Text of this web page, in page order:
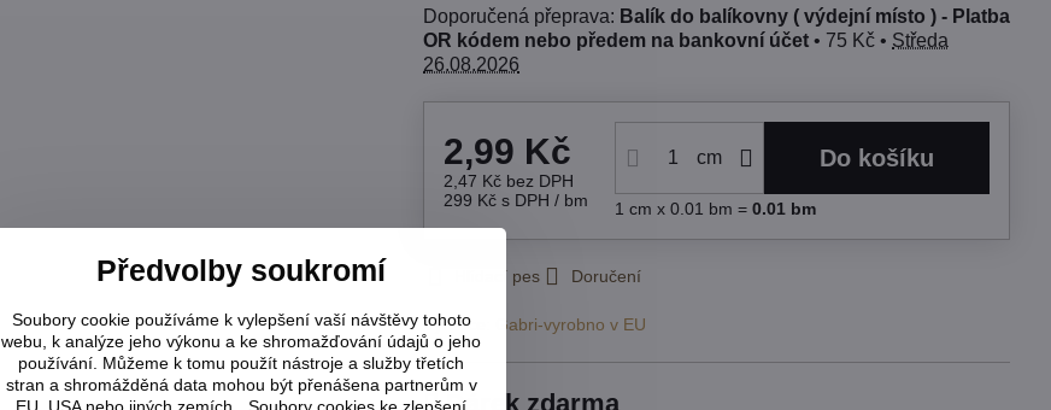
Balík do balíkovny ( výdejní místo ) - Platba
OR kódem nebo předem na bankovní účet• 75 Kč • Středa
26.08.2026
2,99 Kč
2,47 Kč bez DPH
299 Kč s DPH / bm
cm Do košíku
1 cm x 0.01 bm = 0.01 bm
Hlídací pes Doručení
Výrobce: Gabri-vyrobno v EU
Dárek zdarma
Předvolby soukromí
Soubory cookie používáme k vylepšení vaší návštěvy tohoto
webu, k analýze jeho výkonu a ke shromažďování údajů o jeho
používání. Můžeme k tomu použít nástroje a služby třetích
stran a shromážděná data mohou být přenášena partnerům v
EU, USA nebo jiných zemích. „Soubory cookies ke zlepšení